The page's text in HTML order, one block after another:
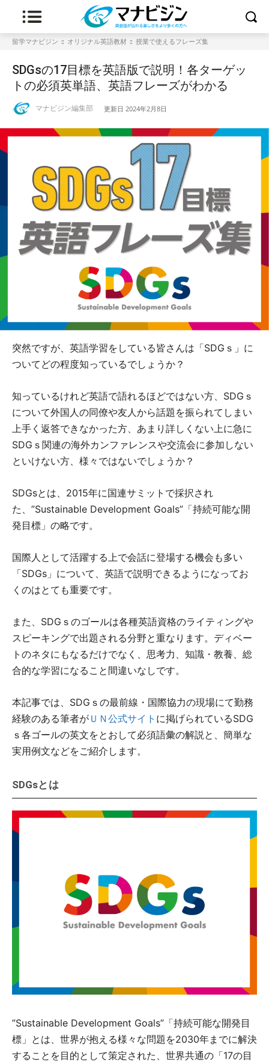
留学マナビジン オリジナル英語教材 授業で使えるフレーズ集
SDGsの17目標を英語版で説明！各ターゲッ
トの必須英単語、英語フレーズがわかる
マナビジン編集部 更新日 2024年2月8日
突然ですが、英語学習をしている皆さんは「SDGｓ」に
ついてどの程度知っているでしょうか？
知っているけれど英語で語れるほどではない方、SDGｓ
について外国人の同僚や友人から話題を振られてしまい
上手く返答できなかった方、あまり詳しくない上に急に
SDGｓ関連の海外カンファレンスや交流会に参加しない
といけない方、様々ではないでしょうか？
SDGsとは、2015年に国連サミットで採択され
た、”Sustainable Development Goals”「持続可能な開
発目標」の略です。
国際人として活躍する上で会話に登場する機会も多い
「SDGs」について、英語で説明できるようになってお
くのはとても重要です。
また、SDGｓのゴールは各種英語資格のライティングや
スピーキングで出題される分野と重なります。ディベー
トのネタにもなるだけでなく、思考力、知識・教養、総
合的な学習になること間違いなしです。
本記事では、SDGｓの最前線・国際協力の現場にて勤務
経験のある筆者が ＵＮ公式サイト に掲げられているSDG
ｓ各ゴールの英文をとおして必須語彙の解説と、簡単な
実用例文などをご紹介します。
SDGsとは
”Sustainable Development Goals”「持続可能な開発目
標」とは、世界が抱える様々な問題を2030年までに解決
することを目的として策定された、世界共通の「17の目